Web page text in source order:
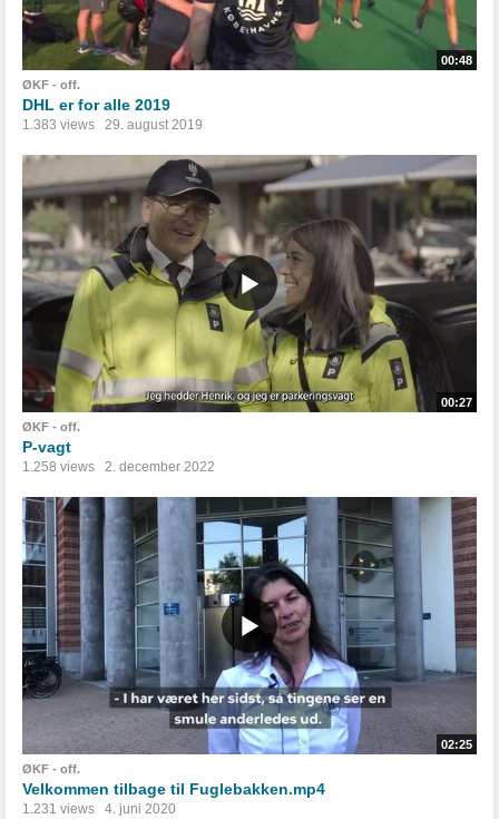
00:48
ØKF - off.
DHL er for alle 2019
1.383 views 29. august 2019
00:27
ØKF - off.
P-vagt
1.258 views 2. december 2022
02:25
ØKF - off.
Velkommen tilbage til Fuglebakken.mp4
1.231 views 4. juni 2020